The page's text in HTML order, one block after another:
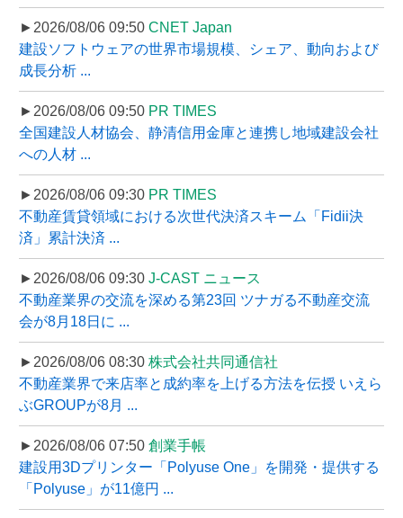
►2026/08/06 09:50 CNET Japan
建設ソフトウェアの世界市場規模、シェア、動向および
成長分析 ...
►2026/08/06 09:50 PR TIMES
全国建設人材協会、静清信用金庫と連携し地域建設会社
への人材 ...
►2026/08/06 09:30 PR TIMES
不動産賃貸領域における次世代決済スキーム「Fidii決
済」累計決済 ...
►2026/08/06 09:30 J-CAST ニュース
不動産業界の交流を深める第23回 ツナガる不動産交流
会が8月18日に ...
►2026/08/06 08:30 株式会社共同通信社
不動産業界で来店率と成約率を上げる方法を伝授 いえら
ぶGROUPが8月 ...
►2026/08/06 07:50 創業手帳
建設用3Dプリンター「Polyuse One」を開発・提供する
「Polyuse」が11億円 ...